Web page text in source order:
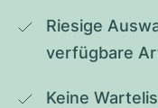
Riesige
verfügbare
Keine